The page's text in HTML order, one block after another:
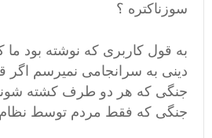
سوزناکتره ؟
به قول کاربری که نوشته بود
دینی به سرانجامی نمیرسم اگر
جنگی که هر دو طرف کشته
جنگی که فقط مردم توسط